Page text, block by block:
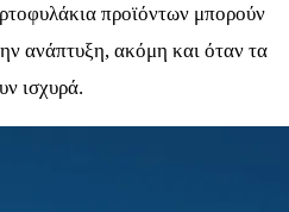
προϊόντων μπορούν
ανάπτυξη, ακόμη και όταν τα
ισχυρά.